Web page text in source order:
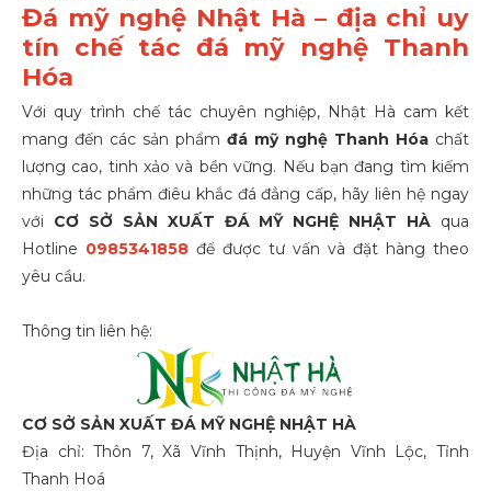
Đá mỹ nghệ Nhật Hà – địa chỉ uy
tín chế tác đá mỹ nghệ Thanh
Hóa
Với quy trình chế tác chuyên nghiệp, Nhật Hà cam kết
mang đến các sản phẩm đá mỹ nghệ Thanh Hóa chất
lượng cao, tinh xảo và bền vững. Nếu bạn đang tìm kiếm
những tác phẩm điêu khắc đá đẳng cấp, hãy liên hệ ngay
với CƠ SỞ SẢN XUẤT ĐÁ MỸ NGHỆ NHẬT HÀ qua
Hotline 0985341858 để được tư vấn và đặt hàng theo
yêu cầu.
Thông tin liên hệ:
CƠ SỞ SẢN XUẤT ĐÁ MỸ NGHỆ NHẬT HÀ
Địa chỉ: Thôn 7, Xã Vĩnh Thịnh, Huyện Vĩnh Lộc, Tỉnh
Thanh Hoá